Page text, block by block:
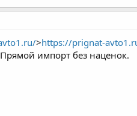
>https://prignat-
импорт без наценок.